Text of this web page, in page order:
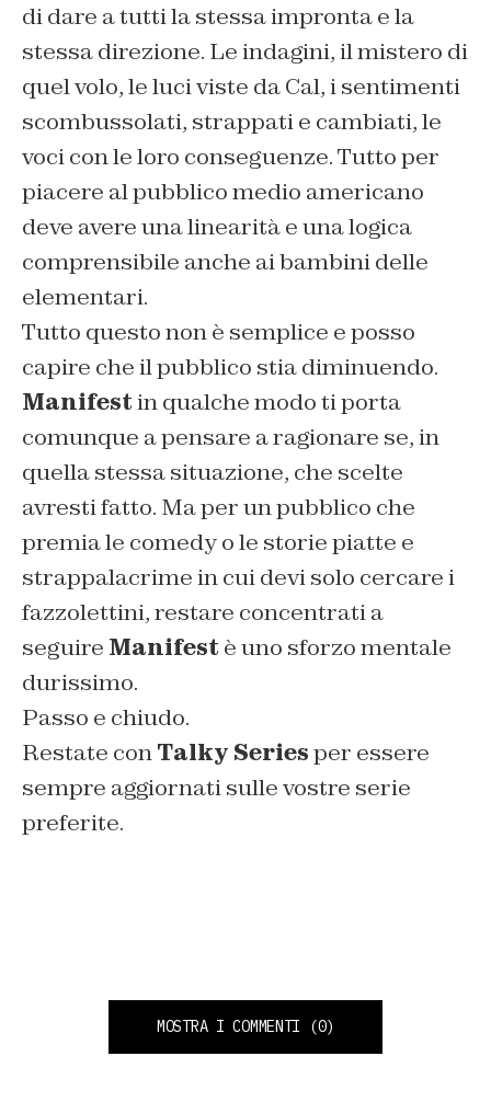
di dare a tutti la stessa impronta e la
stessa direzione. Le indagini, il mistero di
quel volo, le luci viste da Cal, i sentimenti
scombussolati, strappati e cambiati, le
voci con le loro conseguenze. Tutto per
piacere al pubblico medio americano
deve avere una linearità e una logica
comprensibile anche ai bambini delle
elementari.
Tutto questo non è semplice e posso
capire che il pubblico stia diminuendo.
Manifestin qualche modo ti porta
comunque a pensare a ragionare se, in
quella stessa situazione, che scelte
avresti fatto. Ma per un pubblico che
premia le comedy o le storie piatte e
strappalacrime in cui devi solo cercare i
fazzolettini, restare concentrati a
seguire Manifest è uno sforzo mentale
durissimo.
Passo e chiudo.
Restate conTalky Seriesper essere
sempre aggiornati sulle vostre serie
preferite.
MOSTRA I COMMENTI (0)